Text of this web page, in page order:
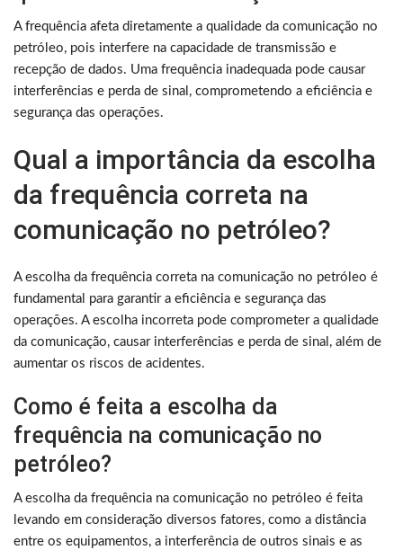
A frequência afeta diretamente a qualidade da comunicação no
petróleo, pois interfere na capacidade de transmissão e
recepção de dados. Uma frequência inadequada pode causar
interferências e perda de sinal, comprometendo a eficiência e
segurança das operações.
Qual a importância da escolha
da frequência correta na
comunicação no petróleo?
A escolha da frequência correta na comunicação no petróleo é
fundamental para garantir a eficiência e segurança das
operações. A escolha incorreta pode comprometer a qualidade
da comunicação, causar interferências e perda de sinal, além de
aumentar os riscos de acidentes.
Como é feita a escolha da
frequência na comunicação no
petróleo?
A escolha da frequência na comunicação no petróleo é feita
levando em consideração diversos fatores, como a distância
entre os equipamentos, a interferência de outros sinais e as